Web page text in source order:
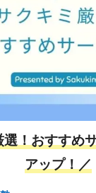
！おすすめ
アップ！／